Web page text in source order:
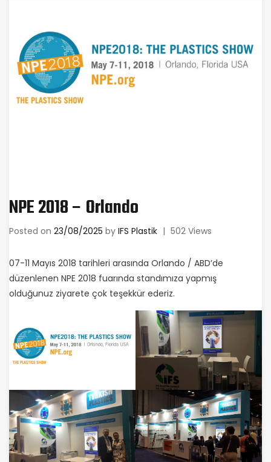
NPE 2018 – Orlando
Posted on 23/08/2025 by IFS Plastik | 502 Views
07-11 Mayıs 2018 tarihleri arasında Orlando / ABD’de
düzenlenen NPE 2018 fuarında standımıza yapmış
olduğunuz ziyarete çok teşekkür ederiz.